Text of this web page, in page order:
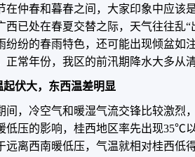
在仲春和暮春之间，大家印象中应该
西已处在春夏交替之际，天气往往乱
纷纷的春雨特色，还可能出现倾盆如
正常年份，我区的前汛期降水大多从
起伏大，东西温差明显
间，冷空气和暖湿气流交锋比较激烈
低压的影响，桂西地区率先出现35℃
远离西南暖低压，气温就相对桂西低